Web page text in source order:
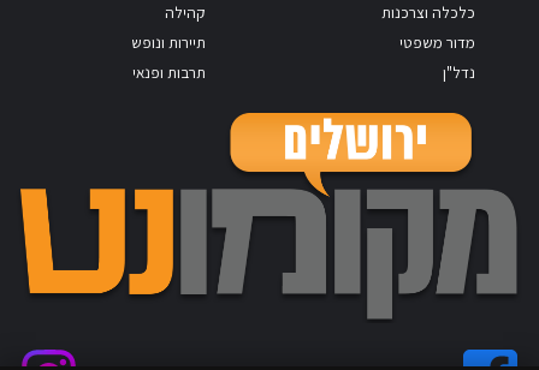
כלכלה וצרכנות
מדור משפטי
נדל"ן
קהילה
תיירות ונופש
תרבות ופנאי